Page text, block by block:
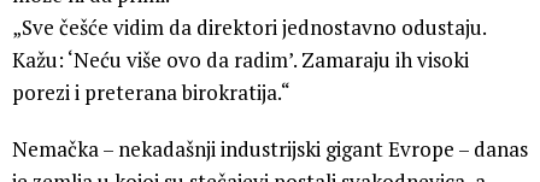
„Sve češće vidim da direktori jednostavno odustaju.
Kažu: ‘Neću više ovo da radim’. Zamaraju ih visoki
porezi i preterana birokratija.“
Nemačka – nekadašnji industrijski gigant Evrope – danas